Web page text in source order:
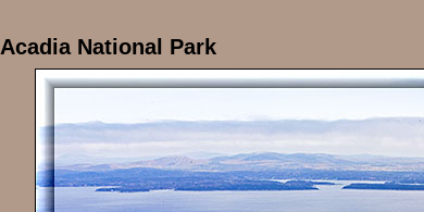
Acadia National Park